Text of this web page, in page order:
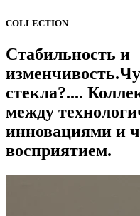
COLLECTION
Стабильность и
стекла?....
между
инновациями и
восприятием.